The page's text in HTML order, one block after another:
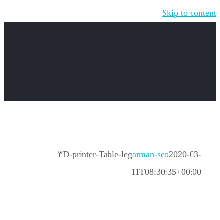
Skip to content
۳D-printer-Table-legarman-seo2020-03-
11T08:30:35+00:00